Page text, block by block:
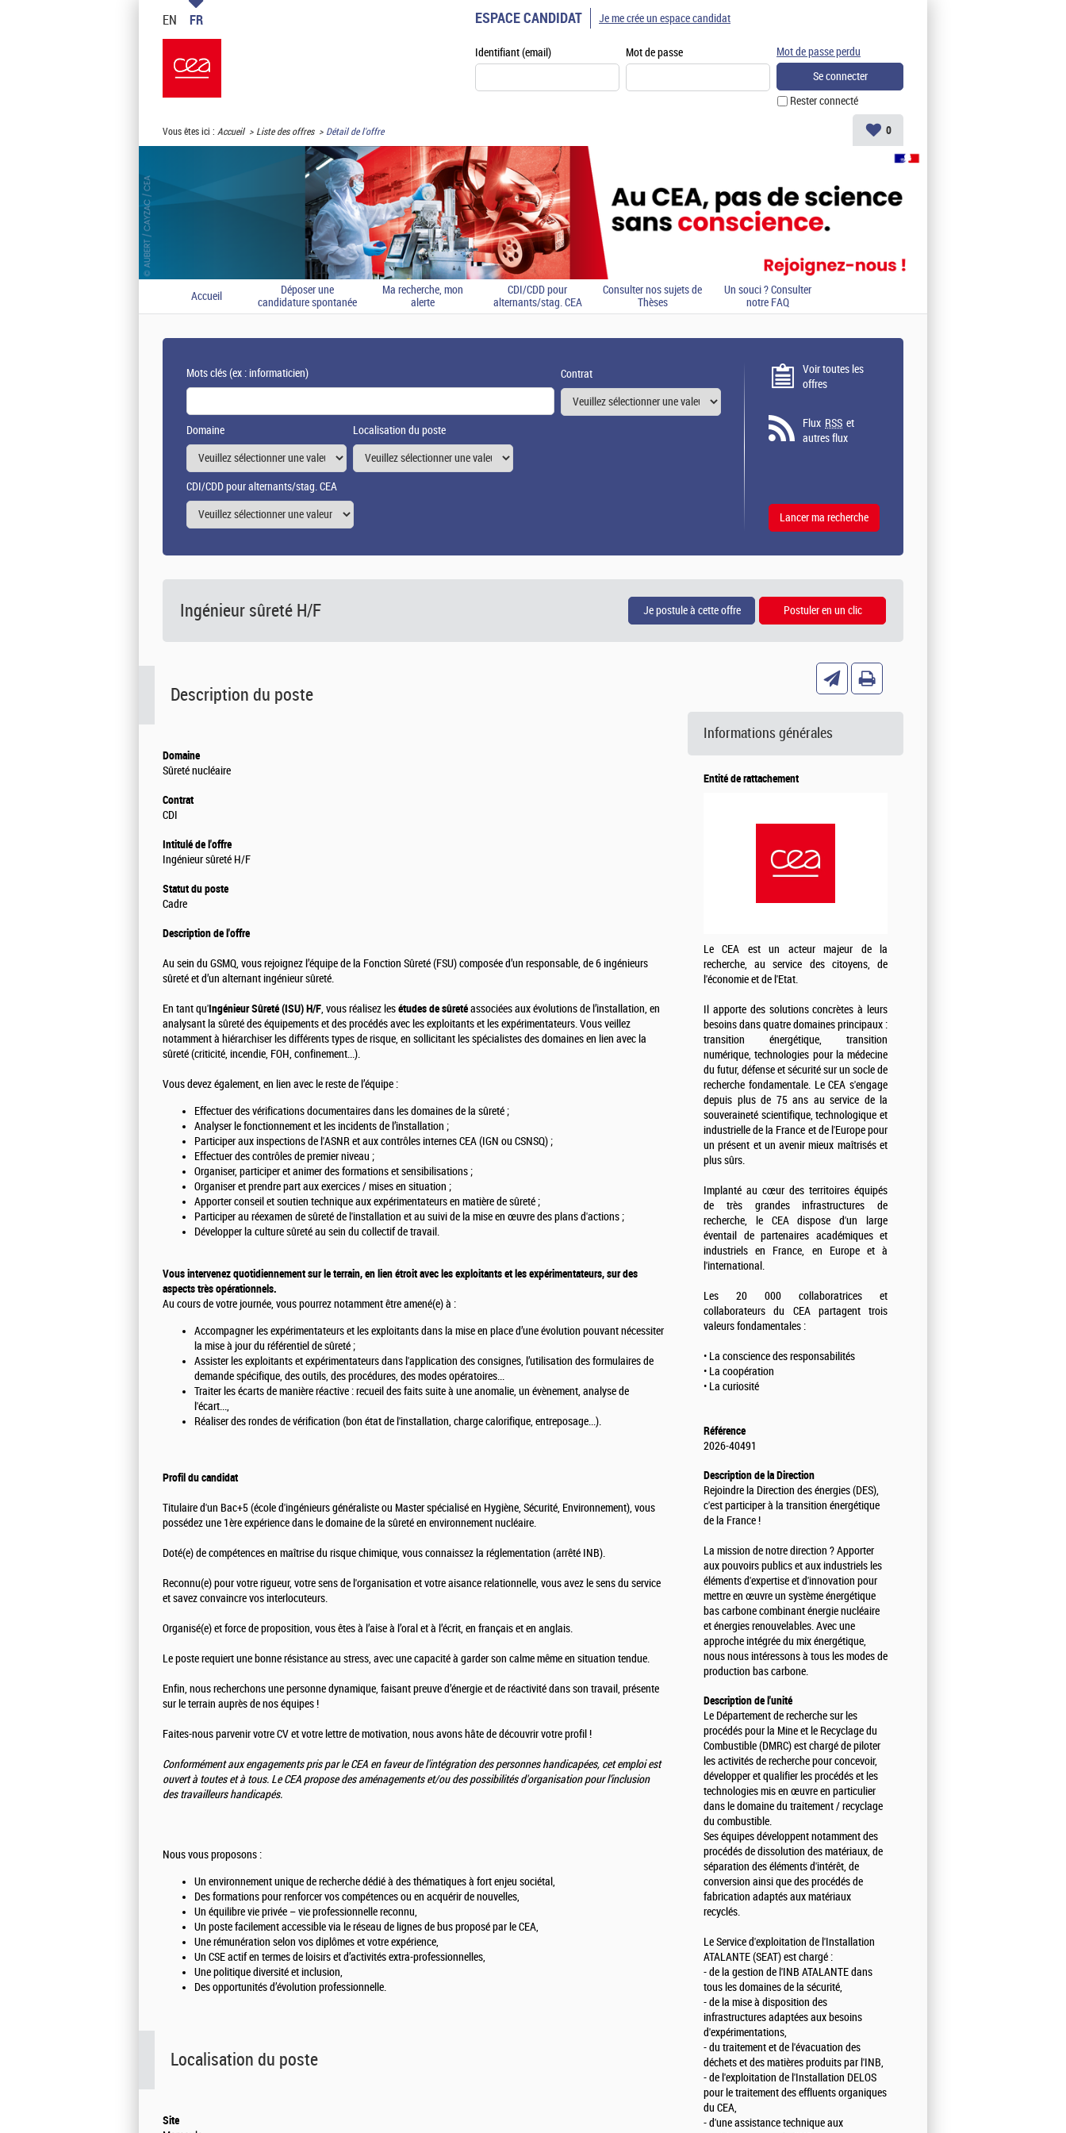
EN FR ESPACE CANDIDAT
Identifiant (email) Mot de passe
Rester connecté
Mot de passe perdu
Je me crée un espace candidat
Vous êtes ici : Accueil Liste des offres Détail de l'offre 0
Accueil
Déposer une
candidature spontanée
Ma recherche, mon
alerte
CDI/CDD pour
alternants/stag. CEA
Consulter nos sujets de
Thèses
Un souci ? Consulter
notre FAQ
Mots clés(ex : informaticien) Contrat
Domaine Localisation du poste
CDI/CDD pour alternants/stag. CEA
Voir toutes les
offres
Flux RSS et
autres flux
Ingénieur sûreté H/F
Description du poste
Domaine
Sûreté nucléaire
Contrat
CDI
Intitulé de l'offre
Ingénieur sûreté H/F
Statut du poste
Cadre
Description de l'offre
Au sein du GSMQ, vous rejoignez l’équipe de la Fonction Sûreté (FSU) composée d’un responsable, de 6 ingénieurs
sûreté et d’un alternant ingénieur sûreté.
En tant qu'Ingénieur Sûreté (ISU) H/F, vous réalisez lesétudes de sûretéassociées aux évolutions de l’installation, en
analysant la sûreté des équipements et des procédés avec les exploitants et les expérimentateurs. Vous veillez
notamment à hiérarchiser les différents types de risque, en sollicitant les spécialistes des domaines en lien avec la
sûreté (criticité, incendie, FOH, confinement...).
Vous devez également, en lien avec le reste de l’équipe :
Effectuer des vérifications documentaires dans les domaines de la sûreté ;
Analyser le fonctionnement et les incidents de l’installation ;
Participer aux inspections de l'ASNR et aux contrôles internes CEA (IGN ou CSNSQ) ;
Effectuer des contrôles de premier niveau ;
Organiser, participer et animer des formations et sensibilisations ;
Organiser et prendre part aux exercices / mises en situation ;
Apporter conseil et soutien technique aux expérimentateurs en matière de sûreté ;
Participer au réexamen de sûreté de l'installation et au suivi de la mise en œuvre des plans d'actions ;
Développer la culture sûreté au sein du collectif de travail.
Vous intervenez quotidiennement sur le terrain, en lien étroit avec les exploitants et les expérimentateurs, sur des
aspects très opérationnels.
Au cours de votre journée, vous pourrez notamment être amené(e) à :
Accompagner les expérimentateurs et les exploitants dans la mise en place d’une évolution pouvant nécessiter
la mise à jour du référentiel de sûreté ;
Assister les exploitants et expérimentateurs dans l'application des consignes, l’utilisation des formulaires de
demande spécifique, des outils, des procédures, des modes opératoires...
Traiter les écarts de manière réactive : recueil des faits suite à une anomalie, un évènement, analyse de
l'écart...,
Réaliser des rondes de vérification (bon état de l'installation, charge calorifique, entreposage...).
Profil du candidat
Titulaire d'un Bac+5 (école d'ingénieurs généraliste ou Master spécialisé en Hygiène, Sécurité, Environnement), vous
possédez une 1ère expérience dans le domaine de la sûreté en environnement nucléaire.
Doté(e) de compétences en maîtrise du risque chimique, vous connaissez la réglementation (arrêté INB).
Reconnu(e) pour votre rigueur, votre sens de l'organisation et votre aisance relationnelle, vous avez le sens du service
et savez convaincre vos interlocuteurs.
Organisé(e) et force de proposition, vous êtes à l’aise à l’oral et à l’écrit, en français et en anglais.
Le poste requiert une bonne résistance au stress, avec une capacité à garder son calme même en situation tendue.
Enfin, nous recherchons une personne dynamique, faisant preuve d’énergie et de réactivité dans son travail, présente
sur le terrain auprès de nos équipes !
Faites-nous parvenir votre CV et votre lettre de motivation, nous avons hâte de découvrir votre profil !
Conformément aux engagements pris par le CEA en faveur de l'intégration des personnes handicapées, cet emploi est
ouvert à toutes et à tous. Le CEA propose des aménagements et/ou des possibilités d'organisation pour l’inclusion
des travailleurs handicapés.
Nous vous proposons :
Un environnement unique de recherche dédié à des thématiques à fort enjeu sociétal,
Des formations pour renforcer vos compétences ou en acquérir de nouvelles,
Un équilibre vie privée – vie professionnelle reconnu,
Un poste facilement accessible via le réseau de lignes de bus proposé par le CEA,
Une rémunération selon vos diplômes et votre expérience,
Un CSE actif en termes de loisirs et d’activités extra-professionnelles,
Une politique diversité et inclusion,
Des opportunités d’évolution professionnelle.
Localisation du poste
Site
Informations générales
Entité de rattachement
Le CEA est un acteur majeur de la
recherche, au service des citoyens, de
l'économie et de l'Etat.
Il apporte des solutions concrètes à leurs
besoins dans quatre domaines principaux :
transition énergétique, transition
numérique, technologies pour la médecine
du futur, défense et sécurité sur un socle de
recherche fondamentale. Le CEA s'engage
depuis plus de 75 ans au service de la
souveraineté scientifique, technologique et
industrielle de la France et de l'Europe pour
un présent et un avenir mieux maîtrisés et
plus sûrs.
Implanté au cœur des territoires équipés
de très grandes infrastructures de
recherche, le CEA dispose d'un large
éventail de partenaires académiques et
industriels en France, en Europe et à
l'international.
Les 20 000 collaboratrices et
collaborateurs du CEA partagent trois
valeurs fondamentales :
• La conscience des responsabilités
• La coopération
• La curiosité
Référence
2026-40491
Description de la Direction
Rejoindre la Direction des énergies (DES),
c'est participer à la transition énergétique
de la France !
La mission de notre direction ? Apporter
aux pouvoirs publics et aux industriels les
éléments d'expertise et d'innovation pour
mettre en œuvre un système énergétique
bas carbone combinant énergie nucléaire
et énergies renouvelables. Avec une
approche intégrée du mix énergétique,
nous nous intéressons à tous les modes de
production bas carbone.
Description de l'unité
Le Département de recherche sur les
procédés pour la Mine et le Recyclage du
Combustible (DMRC) est chargé de piloter
les activités de recherche pour concevoir,
développer et qualifier les procédés et les
technologies mis en œuvre en particulier
dans le domaine du traitement / recyclage
du combustible.
Ses équipes développent notamment des
procédés de dissolution des matériaux, de
séparation des éléments d'intérêt, de
conversion ainsi que des procédés de
fabrication adaptés aux matériaux
recyclés.
Le Service d'exploitation de l'Installation
ATALANTE (SEAT) est chargé :
- de la gestion de l'INB ATALANTE dans
tous les domaines de la sécurité,
- de la mise à disposition des
infrastructures adaptées aux besoins
d'expérimentations,
- du traitement et de l'évacuation des
déchets et des matières produits par l'INB,
- de l'exploitation de l'Installation DELOS
pour le traitement des effluents organiques
du CEA,
- d'une assistance technique aux